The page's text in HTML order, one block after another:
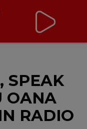
SPEAK
OANA
RADIO